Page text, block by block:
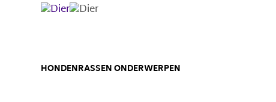
HONDENRASSEN ONDERWERPEN